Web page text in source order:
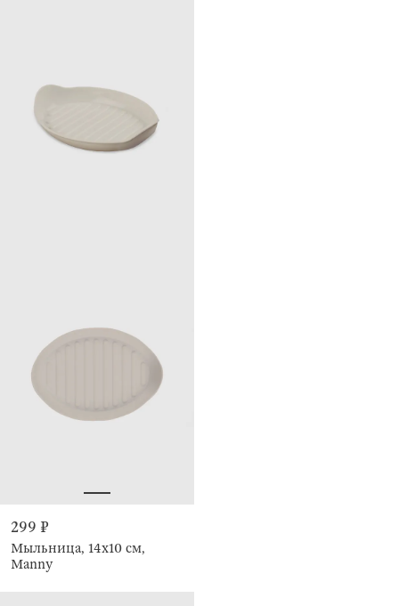
299 ₽
Мыльница, 14х10 см,
Manny